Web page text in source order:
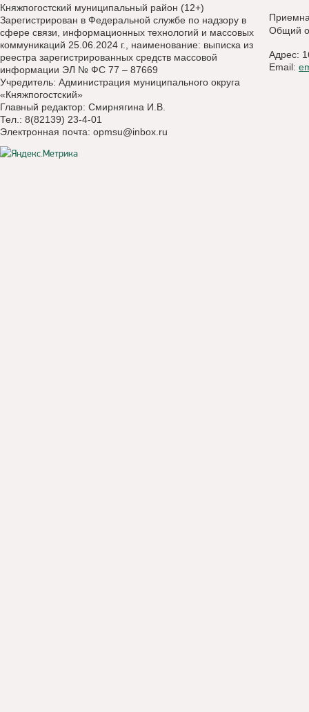
Княжпогостский муниципальный район (12+)
Зарегистрирован в Федеральной службе по надзору в
сфере связи, информационных технологий и массовых
коммуникаций 25.06.2024 г., наименование: выписка из
реестра зарегистрированных средств массовой
информации ЭЛ № ФС 77 – 87669
Учредитель: Администрация муниципального округа
«Княжпогостский»
Главный редактор: Смирнягина И.В.
Тел.: 8(82139) 23-4-01
Электронная почта: opmsu@inbox.ru
Общий
Адрес:
Email: